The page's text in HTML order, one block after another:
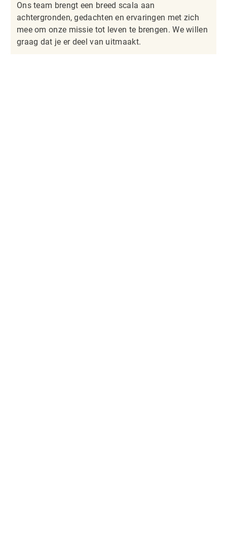
Ons team brengt een breed scala aan
achtergronden, gedachten en ervaringen met zich
mee om onze missie tot leven te brengen. We willen
graag dat je er deel van uitmaakt.